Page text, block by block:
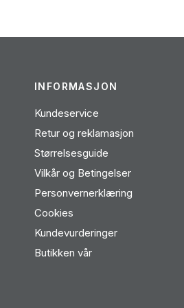
INFORMASJON
Kundeservice
Retur og reklamasjon
Størrelsesguide
Vilkår og Betingelser
Personvernerklæring
Cookies
Kundevurderinger
Butikken vår